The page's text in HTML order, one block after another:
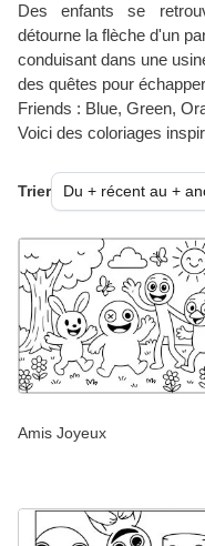
Des enfants se
détourne la flèche d'un
conduisant dans une
des quêtes pour
Friends : Blue, Green,
Voici des coloriages
Trier
Amis Joyeux